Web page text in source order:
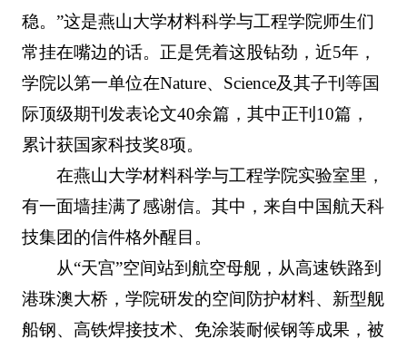
稳。”这是燕山大学材料科学与工程学院师生们
常挂在嘴边的话。正是凭着这股钻劲，近5年，
学院以第一单位在Nature、Science及其子刊等国
际顶级期刊发表论文40余篇，其中正刊10篇，
累计获国家科技奖8项。
在燕山大学材料科学与工程学院实验室里，
有一面墙挂满了感谢信。其中，来自中国航天科
技集团的信件格外醒目。
从“天宫”空间站到航空母舰，从高速铁路到
港珠澳大桥，学院研发的空间防护材料、新型舰
船钢、高铁焊接技术、免涂装耐候钢等成果，被